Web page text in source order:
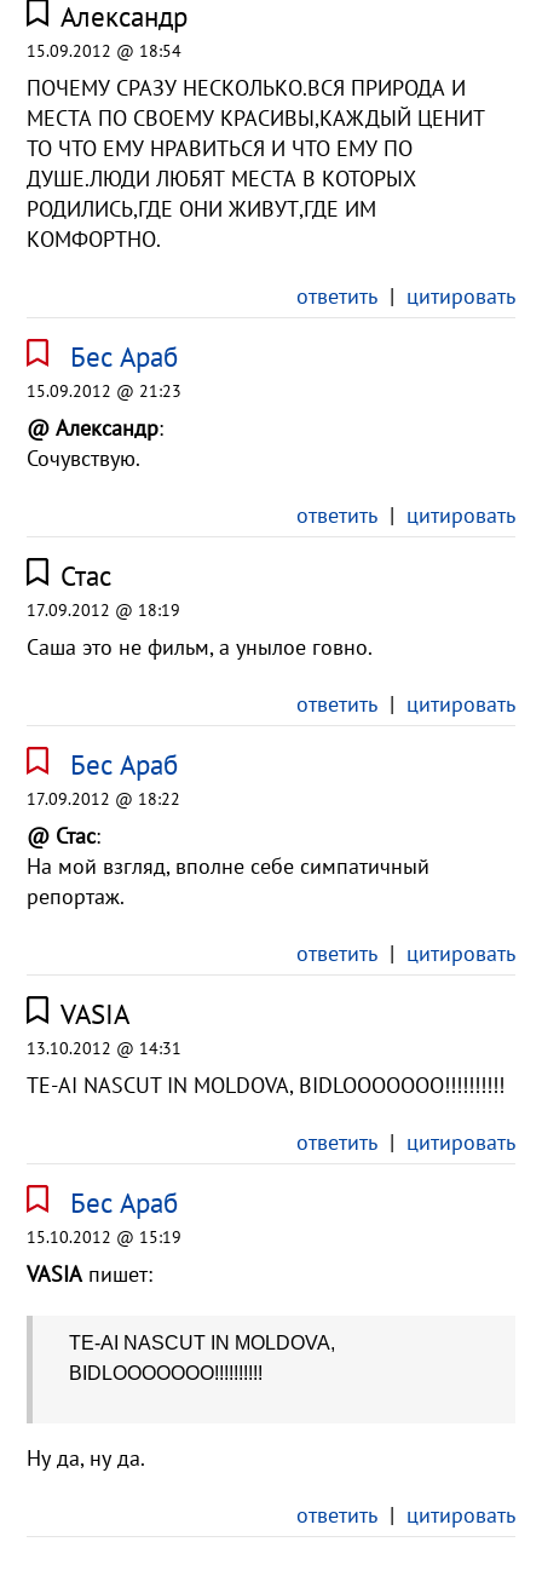
Александр
15.09.2012 @ 18:54
ПОЧЕМУ СРАЗУ НЕСКОЛЬКО.ВСЯ ПРИРОДА И
МЕСТА ПО СВОЕМУ КРАСИВЫ,КАЖДЫЙ ЦЕНИТ
ТО ЧТО ЕМУ НРАВИТЬСЯ И ЧТО ЕМУ ПО
ДУШЕ.ЛЮДИ ЛЮБЯТ МЕСТА В КОТОРЫХ
РОДИЛИСЬ,ГДЕ ОНИ ЖИВУТ,ГДЕ ИМ
КОМФОРТНО.
ответить| цитировать
Бес Араб
15.09.2012 @ 21:23
@ Александр:
Сочувствую.
ответить| цитировать
Стас
17.09.2012 @ 18:19
Саша это не фильм, а унылое говно.
ответить| цитировать
Бес Араб
17.09.2012 @ 18:22
@ Стас:
На мой взгляд, вполне себе симпатичный
репортаж.
ответить| цитировать
VASIA
13.10.2012 @ 14:31
TE-AI NASCUT IN MOLDOVA, BIDLOOOOOOO!!!!!!!!!!
ответить| цитировать
Бес Араб
15.10.2012 @ 15:19
VASIAпишет:
TE-AI NASCUT IN MOLDOVA,
BIDLOOOOOOO!!!!!!!!!!
Ну да, ну да.
ответить| цитировать